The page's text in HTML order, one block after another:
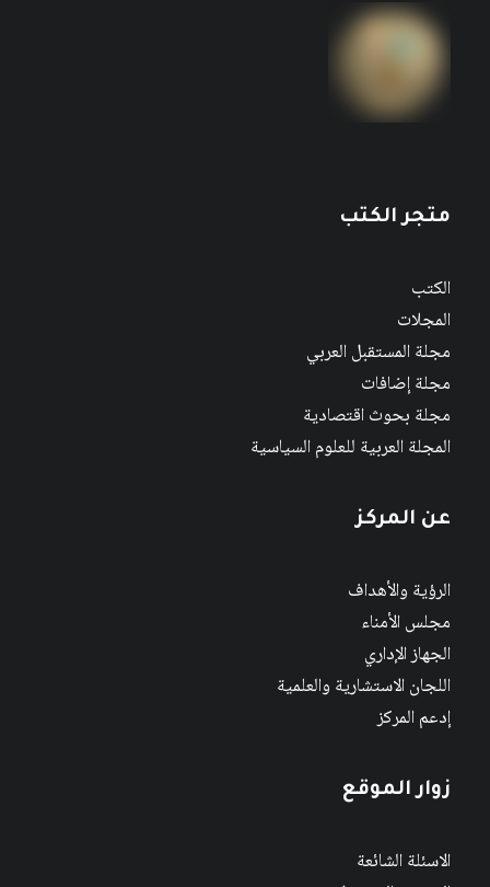
متجر الكتب
الكتب
المجلات
مجلة المستقبل العربي
مجلة إضافات
مجلة بحوث اقتصادية
المجلة العربية للعلوم السياسية
عن المركز
الرؤية والأهداف
مجلس الأمناء
الجهاز الإداري
اللجان الاستشارية والعلمية
إدعم المركز
زوار الموقع
الاسئلة الشائعة